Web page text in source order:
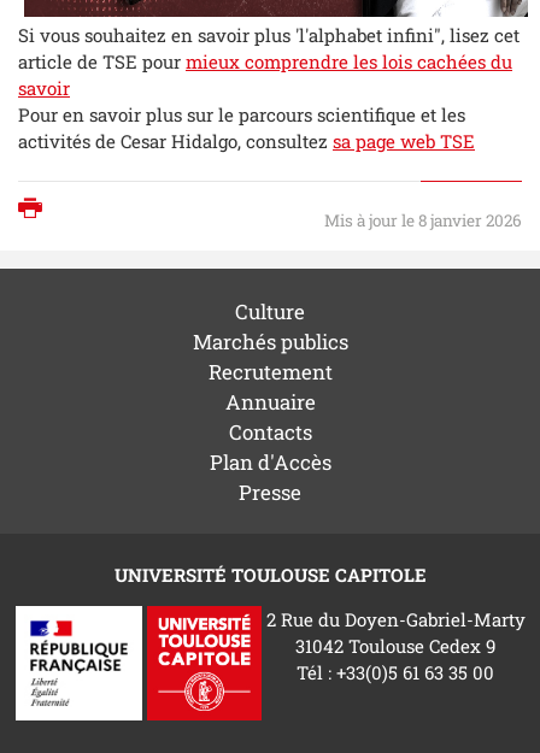
Si vous souhaitez en savoir plus 'l'alphabet infini", lisez cet
article de TSE pour mieux comprendre les lois cachées du
savoir
Pour en savoir plus sur le parcours scientifique et les
activités de Cesar Hidalgo, consultez sa page web TSE
Mis à jour le 8 janvier 2026
Culture
Marchés publics
Recrutement
Annuaire
Contacts
Plan d'Accès
Presse
UNIVERSITÉ TOULOUSE CAPITOLE
2 Rue du Doyen-Gabriel-Marty
31042 Toulouse Cedex 9
Tél : +33(0)5 61 63 35 00